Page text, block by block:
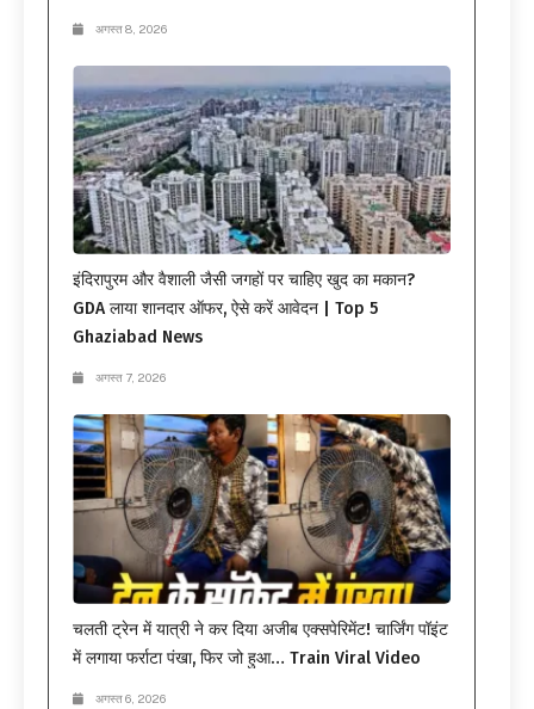
अगस्त 8, 2026
इंदिरापुरम और वैशाली जैसी जगहों पर चाहिए खुद का मकान?
GDA लाया शानदार ऑफर, ऐसे करें आवेदन | Top 5
Ghaziabad News
अगस्त 7, 2026
चलती ट्रेन में यात्री ने कर दिया अजीब एक्सपेरिमेंट! चार्जिंग पॉइंट
में लगाया फर्राटा पंखा, फिर जो हुआ… Train Viral Video
अगस्त 6, 2026